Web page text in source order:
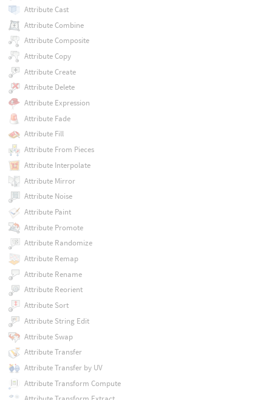
Attribute Cast
Attribute Combine
Attribute Composite
Attribute Copy
Attribute Create
Attribute Delete
Attribute Expression
Attribute Fade
Attribute Fill
Attribute From Pieces
Attribute Interpolate
Attribute Mirror
Attribute Noise
Attribute Paint
Attribute Promote
Attribute Randomize
Attribute Remap
Attribute Rename
Attribute Reorient
Attribute Sort
Attribute String Edit
Attribute Swap
Attribute Transfer
Attribute Transfer by UV
Attribute Transform Compute